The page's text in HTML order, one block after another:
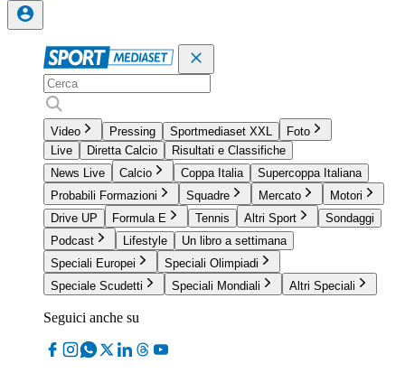
Video Pressing Sportmediaset XXL
Foto
Live
Diretta Calcio
Risultati e Classifiche
News Live
Calcio Coppa Italia
Supercoppa Italiana
Probabili Formazioni
Squadre Mercato
Motori
Drive UP
Formula E Tennis Altri Sport
Sondaggi
Podcast
Lifestyle
Un libro a settimana
Speciali Europei
Speciali Olimpiadi
Speciale Scudetti
Speciali Mondiali Altri Speciali
Seguici anche su